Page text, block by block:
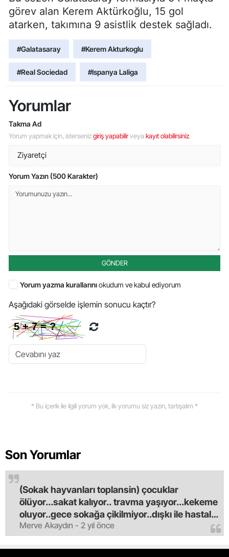
görev alan Kerem Aktürkoğlu, 15 gol
atarken, takımına 9 asistlik destek sağladı.
#Galatasaray #Kerem Akturkoglu
#Real Sociedad #Ispanya Laliga
Yorumlar
Takma Ad
Yorum yapmak için, istersenizgiriş yapabilirveya kayıt olabilirsiniz.
Yorum Yazın (500 Karakter)
GÖNDER
Yorum yazma kurallarınıokudum ve kabul ediyorum
Aşağıdaki görselde işlemin sonucu kaçtır?
* Bu içerik ile ilgili yorum yok, ilk yorumu siz yazın, tartışalım *
Son Yorumlar
Merve Akaydın - 2 yıl önce
(Sokak hayvanları toplansin) çocuklar
ölüyor...sakat kalıyor.. travma yaşıyor...kekeme
oluyor..gece sokağa çikilmiyor..dışkı ile hastalık
saciyorlar.araba ve taksi olmadan eve
gldemiyoruz.artik bıktık.mama lobisinden para
alan tipler yüzünden bu vahşi hayvanlar